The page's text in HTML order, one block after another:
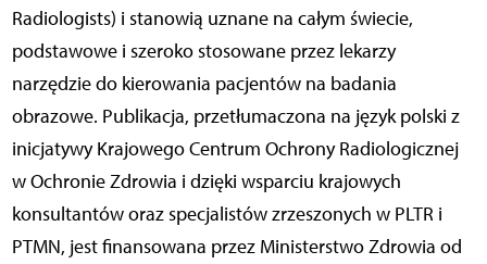
Radiologists) i stanowią uznane na całym świecie,
podstawowe i szeroko stosowane przez lekarzy
narzędzie do kierowania pacjentów na badania
obrazowe. Publikacja, przetłumaczona na język polski z
inicjatywy Krajowego Centrum Ochrony Radiologicznej
w Ochronie Zdrowia i dzięki wsparciu krajowych
konsultantów oraz specjalistów zrzeszonych w PLTR i
PTMN, jest finansowana przez Ministerstwo Zdrowia od